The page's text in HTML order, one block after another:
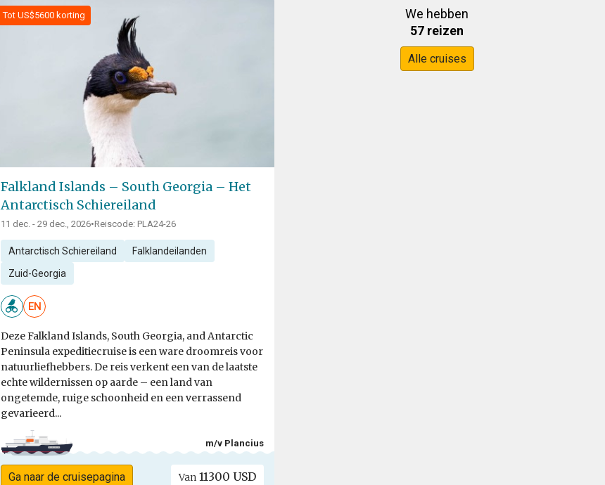
Tot US$5600 korting
Falkland Islands – South Georgia – Het
Antarctisch Schiereiland
11 dec. - 29 dec., 2026•Reiscode: PLA24-26
Antarctisch Schiereiland Falklandeilanden
Zuid-Georgia
EN
Deze Falkland Islands, South Georgia, and Antarctic
Peninsula expeditiecruise is een ware droomreis voor
natuurliefhebbers. De reis verkent een van de laatste
echte wildernissen op aarde – een land van
ongetemde, ruige schoonheid en een verrassend
gevarieerd...
m/v Plancius
Ga naar de cruisepagina Van11300 USD
We hebben
57 reizen
Alle cruises